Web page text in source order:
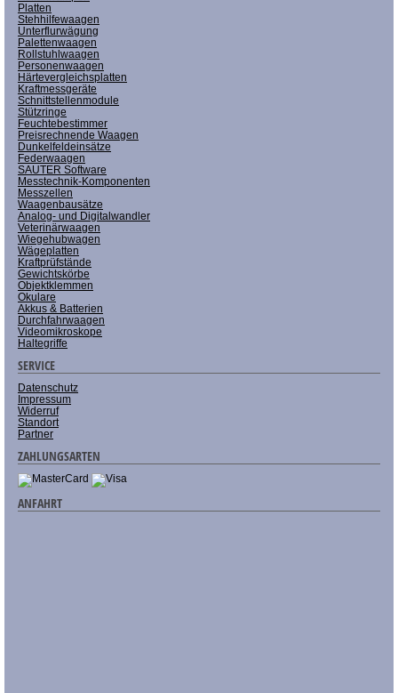
Platten
Stehhilfewaagen
Unterflurwägung
Palettenwaagen
Rollstuhlwaagen
Personenwaagen
Härtevergleichsplatten
Kraftmessgeräte
Schnittstellenmodule
Stützringe
Feuchtebestimmer
Preisrechnende Waagen
Dunkelfeldeinsätze
Federwaagen
SAUTER Software
Messtechnik-Komponenten
Messzellen
Waagenbausätze
Analog- und Digitalwandler
Veterinärwaagen
Wiegehubwagen
Wägeplatten
Kraftprüfstände
Gewichtskörbe
Objektklemmen
Okulare
Akkus & Batterien
Durchfahrwaagen
Videomikroskope
Haltegriffe
SERVICE
Datenschutz
Impressum
Widerruf
Standort
Partner
ZAHLUNGSARTEN
ANFAHRT